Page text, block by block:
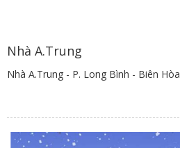
Nhà A.Trung
Nhà A.Trung - P. Long Bình - Biên Hòa